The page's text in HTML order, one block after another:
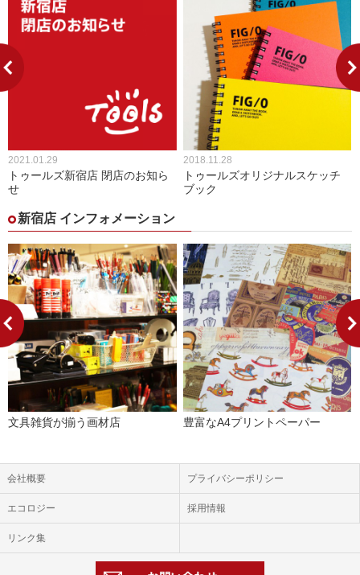
2021.01.29
トゥールズ新宿店 閉店のお知ら
せ
2018.11.28
トゥールズオリジナルスケッチ
ブック
新宿店 インフォメーション
文具雑貨が揃う画材店 豊富なA4プリントペーパー
会社概要 プライバシーポリシー
エコロジー 採用情報
リンク集